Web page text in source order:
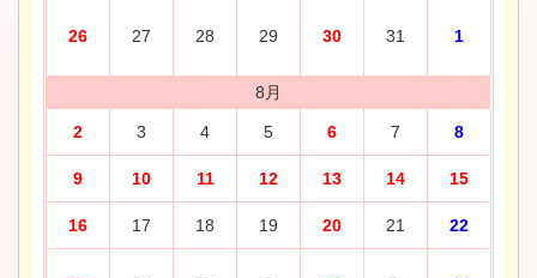
26 27 28 29 30 31 1
8月
2 3 4 5 6 7 8
9 10 11 12 13 14 15
16 17 18 19 20 21 22